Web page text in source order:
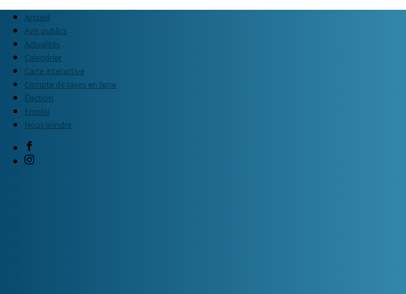
Accueil
Avis publics
Actualités
Calendrier
Carte interactive
Compte de taxes en ligne
Élection
Emploi
Nous joindre